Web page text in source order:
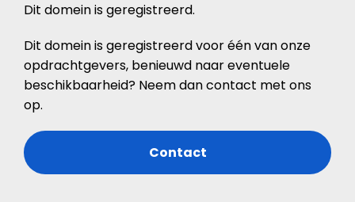
Dit domein is geregistreerd.
Dit domein is geregistreerd voor één van onze
opdrachtgevers, benieuwd naar eventuele
beschikbaarheid? Neem dan contact met ons
op.
Contact